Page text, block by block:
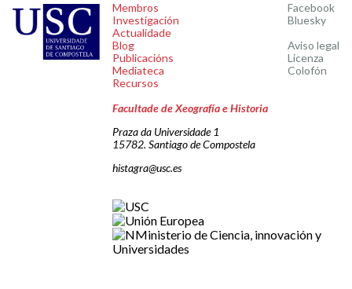
Membros
Investigación
Actualidade
Blog
Publicacións
Mediateca
Recursos
Facebook
Bluesky
Aviso legal
Licenza
Colofón
Facultade de Xeografía e Historia
Praza da Universidade 1
15782. Santiago de Compostela
histagra@usc.es